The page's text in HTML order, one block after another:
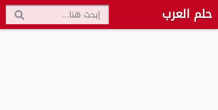
حلم العرب